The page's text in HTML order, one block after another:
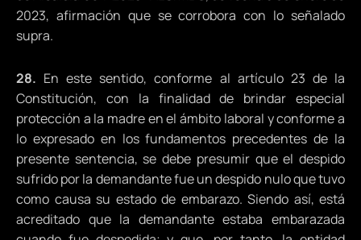
2023, afirmación que se corrobora con lo señalado
supra.
28. En este sentido, conforme al artículo 23 de la
Constitución, con la finalidad de brindar especial
protección a la madre en el ámbito laboral y conforme a
lo expresado en los fundamentos precedentes de la
presente sentencia, se debe presumir que el despido
sufrido por la demandante fue un despido nulo que tuvo
como causa su estado de embarazo. Siendo así, está
acreditado que la demandante estaba embarazada